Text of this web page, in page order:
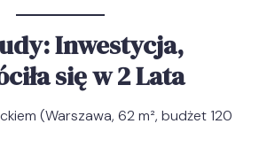
Inwestycja,
się w 2 Lata
(Warszawa, 62 m², budżet 120